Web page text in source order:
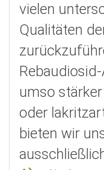
vielen
Qualitäten
umso
oder
bieten wir